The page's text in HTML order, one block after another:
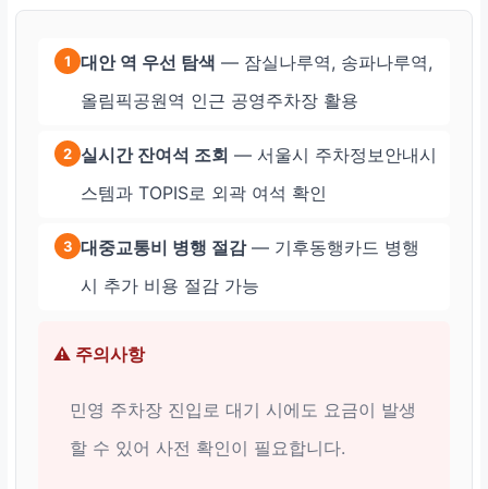
1 대안 역 우선 탐색 — 잠실나루역, 송파나루역,
올림픽공원역 인근 공영주차장 활용
2 실시간 잔여석 조회 — 서울시 주차정보안내시
스템과 TOPIS로 외곽 여석 확인
3 대중교통비 병행 절감— 기후동행카드 병행
시 추가 비용 절감 가능
⚠️ 주의사항
민영 주차장 진입로 대기 시에도 요금이 발생
할 수 있어 사전 확인이 필요합니다.